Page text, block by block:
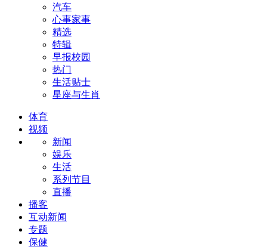
汽车
心事家事
精选
特辑
早报校园
热门
生活贴士
星座与生肖
体育
视频
新闻
娱乐
生活
系列节目
直播
播客
互动新闻
专题
保健